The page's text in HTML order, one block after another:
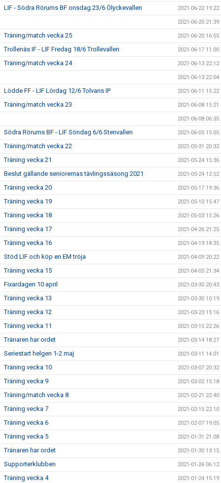
LIF - Södra Rörums BF onsdag 23/6 Ölyckevallen 2021-06-22 19:22
2021-06-20 21:39
Träning/match vecka 25 2021-06-20 16:55
Trollenäs IF - LIF Fredag 18/6 Trollevallen 2021-06-17 11:00
Träning/match vecka 24 2021-06-13 22:12
2021-06-13 22:04
Lödde FF - LIF Lördag 12/6 Tolvans IP 2021-06-11 15:22
Träning/match vecka 23 2021-06-08 15:21
2021-06-08 06:35
Södra Rörums BF - LIF Söndag 6/6 Stenvallen 2021-06-05 15:05
Träning/match vecka 22 2021-05-31 20:32
Träning vecka 21 2021-05-24 15:36
Beslut gällande seniorernas tävlingssäsong 2021 2021-05-24 12:52
Träning vecka 20 2021-05-17 19:36
Träning vecka 19 2021-05-10 15:47
Träning vecka 18 2021-05-03 15:26
Träning vecka 17 2021-04-26 21:25
Träning vecka 16 2021-04-19 18:35
Stöd LIF och köp en EM tröja 2021-04-09 20:22
Träning vecka 15 2021-04-05 21:34
Fixardagen 10 april 2021-03-30 20:43
Träning vecka 13 2021-03-30 10:19
Träning vecka 12 2021-03-23 15:16
Träning vecka 11 2021-03-15 22:26
Tränaren har ordet 2021-03-14 18:27
Seriestart helgen 1-2 maj 2021-03-11 14:01
Träning vecka 10 2021-03-07 20:32
Träning vecka 9 2021-03-02 15:18
Träning/match vecka 8 2021-02-21 22:40
Träning vecka 7 2021-02-15 22:10
Träning vecka 6 2021-02-07 19:05
Träning vecka 5 2021-01-31 21:08
Tränaren har ordet 2021-01-30 13:15
Supporterklubben 2021-01-26 06:12
Träning vecka 4 2021-01-24 15:19